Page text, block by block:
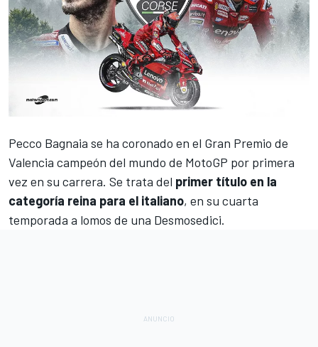
Pecco Bagnaia se ha coronado en el Gran Premio de
Valencia campeón del mundo de MotoGP por primera
vez en su carrera. Se trata del primer título en la
categoría reina para el italiano, en su cuarta
temporada a lomos de una Desmosedici.